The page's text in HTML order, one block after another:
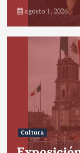
agosto 1, 2026
Cultura